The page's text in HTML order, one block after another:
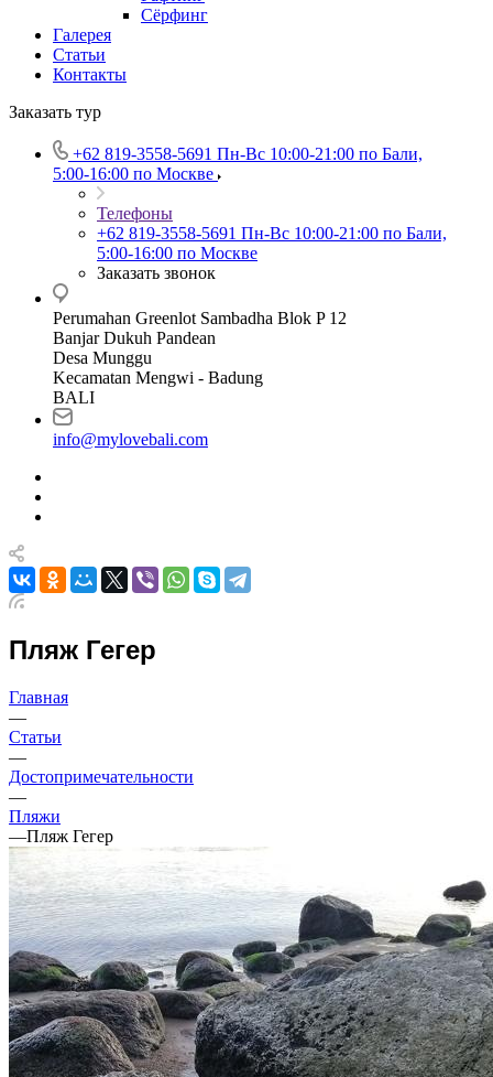
Сёрфинг
Галерея
Статьи
Контакты
Заказать тур
+62 819‑3558‑5691‬ Пн-Вс 10:00-21:00 по Бали,
5:00-16:00 по Москве
Телефоны
+62 819‑3558‑5691‬ Пн-Вс 10:00-21:00 по Бали,
5:00-16:00 по Москве
Заказать звонок
Perumahan Greenlot Sambadha Blok P 12
Banjar Dukuh Pandean
Desa Munggu
Kecamatan Mengwi - Badung
BALI
info@mylovebali.com
Пляж Гегер
Главная
—
Статьи
—
Достопримечательности
—
Пляжи
—Пляж Гегер